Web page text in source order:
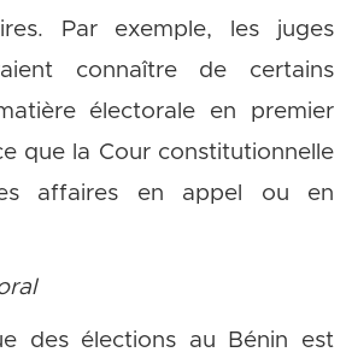
Par exemple, les juges
connaître de certains
électorale en premier
que la Cour constitutionnelle
affaires en appel ou en
des élections au Bénin est